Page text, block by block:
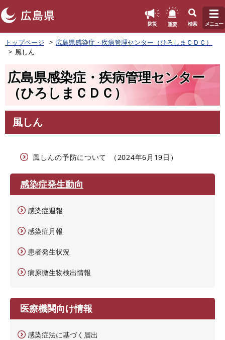
ペ
ー
す
防災 重要 検索 メニュー
トップページ
広島県感染症・疾病管理センター（ひろしまＣＤＣ）
風しん
広島県感染症・疾病管理センター
（ひろしまＣＤＣ）
文
風しん
風しんの予防について 2024年6月19日
感染症発生動向
感染症週報
感染症月報
患者発生状況
病原微生物検出情報
医療機関向け情報
感染症法に基づく届出